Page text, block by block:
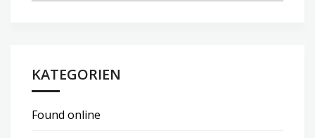
KATEGORIEN
Found online